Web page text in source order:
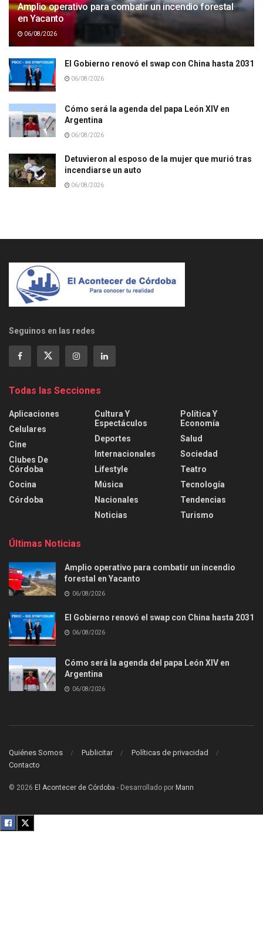
Amplio operativo para combatir un incendio forestal
en Yacanto
06/08/2026
El Gobierno renovó el swap con China hasta 2031
06/08/2026
Cómo será la agenda del papa León XIV en
Argentina
06/08/2026
Detuvieron al esposo de la mujer que murió tras
incendiarse un auto
06/08/2026
Seguinos en las redes
Todas las Secciones
Aplicaciones
Celulares
Cine
Clubes De
Córdoba
Cocina
Córdoba
Cultura Y
Espectáculos
Deportes
Internacionales
Lifestyle
Música
Nacionales
Noticias
Política Y
Economía
Salud
Sociedad
Teatro
Tecnología
Tendencias
Turismo
Últimas Noticias
Amplio operativo para combatir un incendio
forestal en Yacanto
06/08/2026
El Gobierno renovó el swap con China hasta 2031
06/08/2026
Cómo será la agenda del papa León XIV en
Argentina
06/08/2026
Quiénes Somos Publicitar
Políticas de privacidad
Contacto
© 2026 El Acontecer de Córdoba - Desarrollado por Mann